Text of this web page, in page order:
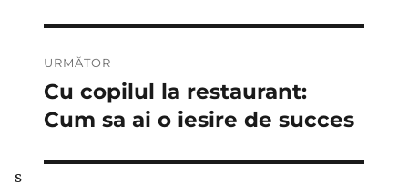
URMĂTOR
Articolul
următor:
Cu copilul la restaurant:
Cum sa ai o iesire de succes
s